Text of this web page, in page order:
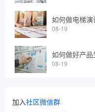
如何做电梯演
08-19
如何做好产品
08-19
加入社区微信群